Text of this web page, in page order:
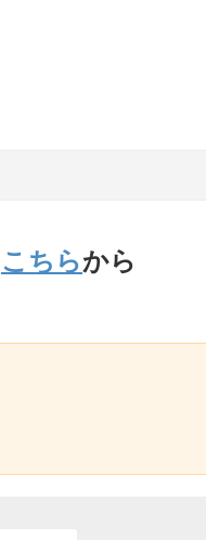
こちらから